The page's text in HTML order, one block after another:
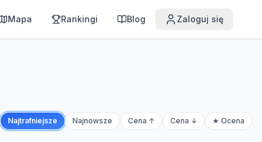
Mapa Rankingi Blog Zaloguj się
Najtrafniejsze Najnowsze Cena ↑ Cena ↓ ★ Ocena